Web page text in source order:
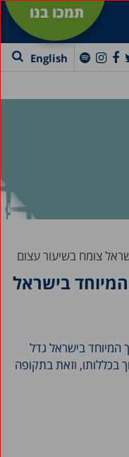
תמכו בנו
English
בישראל
החינוך המיוחד בישראל גדל
בכללותו, וזאת בתקופה